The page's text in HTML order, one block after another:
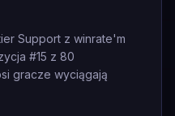
Support z winrate'm
#15 z 80
gracze wyciągają